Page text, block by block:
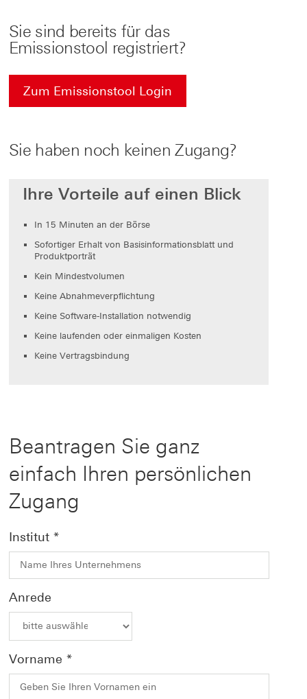
Sie sind bereits für das
Emissionstool registriert?
Zum Emissionstool Login
Sie haben noch keinen Zugang?
Ihre Vorteile auf einen Blick
In 15 Minuten an der Börse
Sofortiger Erhalt von Basisinformationsblatt und
Produktporträt
Kein Mindestvolumen
Keine Abnahmeverpflichtung
Keine Software-Installation notwendig
Keine laufenden oder einmaligen Kosten
Keine Vertragsbindung
Beantragen Sie ganz
einfach Ihren persönlichen
Zugang
Institut *
Anrede
Vorname *